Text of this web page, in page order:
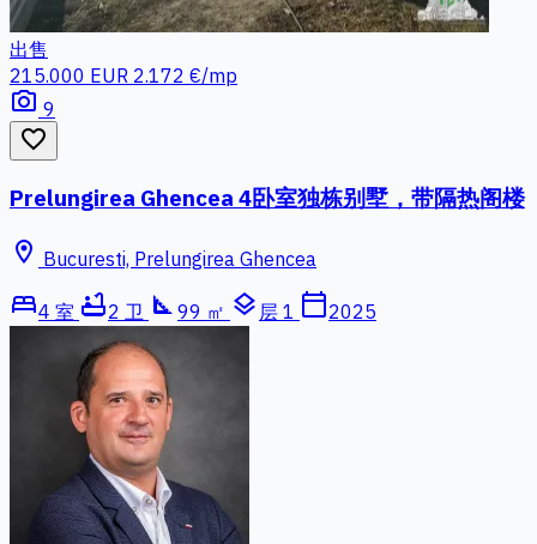
出售
215.000 EUR 2.172 €/mp
photo_camera 9
favorite_border
Prelungirea Ghencea 4卧室独栋别墅，带隔热阁楼
location_on Bucuresti, Prelungirea Ghencea
bed4 室 bathtub2 卫 square_foot 99 ㎡ layers 层 1 calendar_today2025